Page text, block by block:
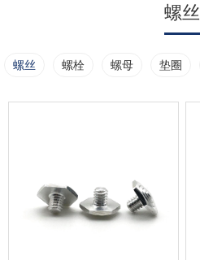
螺丝
螺丝 螺栓 螺母 垫圈